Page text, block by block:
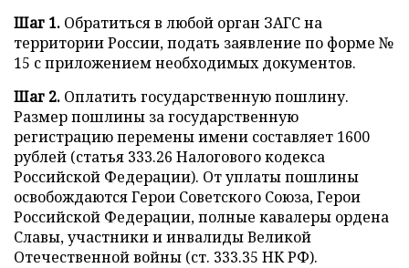
Шаг 1. Обратиться в любой орган ЗАГС на
территории России, подать заявление по форме №
15 с приложением необходимых документов.
Шаг 2. Оплатить государственную пошлину.
Размер пошлины за государственную
регистрацию перемены имени составляет 1600
рублей (статья 333.26 Налогового кодекса
Российской Федерации). От уплаты пошлины
освобождаются Герои Советского Союза, Герои
Российской Федерации, полные кавалеры ордена
Славы, участники и инвалиды Великой
Отечественной войны (ст. 333.35 НК РФ).